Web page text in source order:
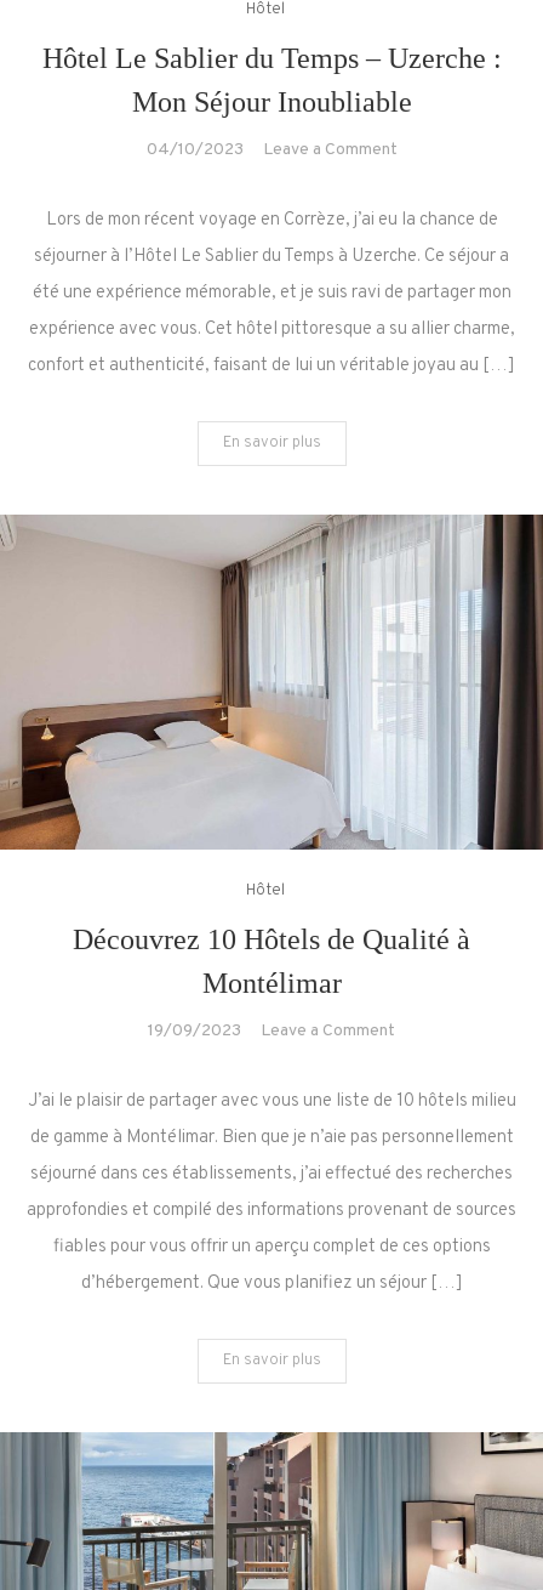
Hôtel
Hôtel Le Sablier du Temps – Uzerche :
Mon Séjour Inoubliable
04/10/2023 Leave a Commenton
Le
Temps
–
Uzerche
Lors de mon récent voyage en Corrèze, j’ai eu la chance de
séjourner à l’Hôtel Le Sablier du Temps à Uzerche. Ce séjour a
été une expérience mémorable, et je suis ravi de partager mon
expérience avec vous. Cet hôtel pittoresque a su allier charme,
confort et authenticité, faisant de lui un véritable joyau au […]
En savoir plus
Hôtel
Découvrez 10 Hôtels de Qualité à
Montélimar
19/09/2023 Leave a Comment
10
Qualité
à
Montélimar
J’ai le plaisir de partager avec vous une liste de 10 hôtels milieu
de gamme à Montélimar. Bien que je n’aie pas personnellement
séjourné dans ces établissements, j’ai effectué des recherches
approfondies et compilé des informations provenant de sources
fiables pour vous offrir un aperçu complet de ces options
d’hébergement. Que vous planifiez un séjour […]
En savoir plus